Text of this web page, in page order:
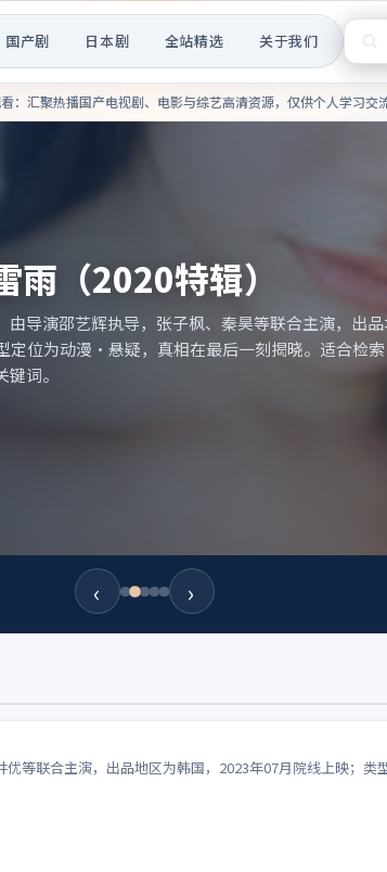
国产剧 日本剧 全站精选 关于我们
视剧、电影与综艺
：汇聚热播国产电视剧、电影与综艺高清资源，仅供个人学习交
与一纸书信
魏书钧执导，周冬雨、马伊琍等联合主演，出品
为电影·科幻，世界观设定严谨。适合检索「中国大
‹ ›
等联合主演，出品地区为韩国，2023年07月院线上映；